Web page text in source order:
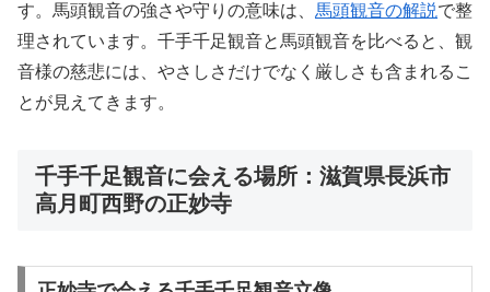
す。馬頭観音の強さや守りの意味は、 馬頭観音の解説で整
理されています。千手千足観音と馬頭観音を比べると、観
音様の慈悲には、やさしさだけでなく厳しさも含まれるこ
とが見えてきます。
千手千足観音に会える場所：滋賀県長浜市
高月町西野の正妙寺